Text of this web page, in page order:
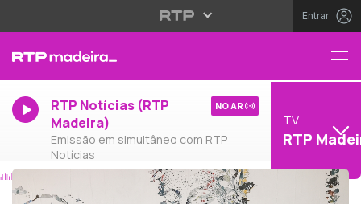
Entrar
RTP Notícias (RTP
Madeira)
Emissão em simultâneo com RTP
Notícias
NO AR
TV
RTP